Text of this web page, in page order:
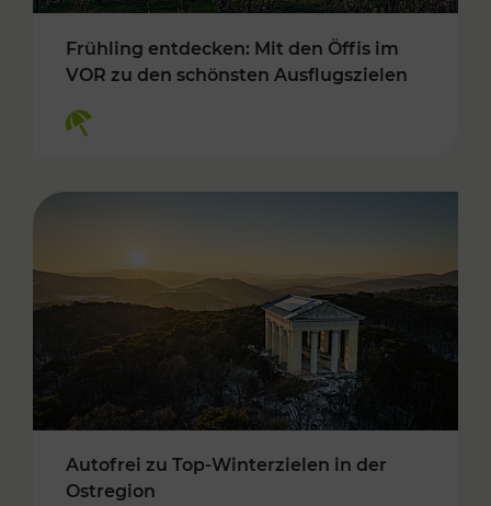
Frühling entdecken: Mit den Öffis im
VOR zu den schönsten Ausflugszielen
Autofrei zu Top-Winterzielen in der
Ostregion